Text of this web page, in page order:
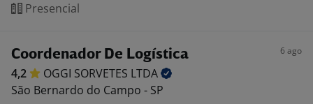
Presencial
Coordenador De Logística 6 ago
4,2 OGGI SORVETES LTDA
São Bernardo do Campo - SP